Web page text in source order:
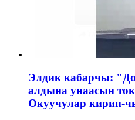
Элдик кабарчы:
алдына унаасын
Окуучулар кирип-